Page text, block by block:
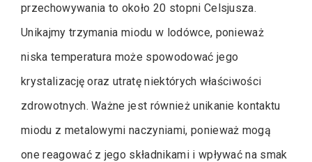
przechowywania to około 20 stopni Celsjusza.
Unikajmy trzymania miodu w lodówce, ponieważ
niska temperatura może spowodować jego
krystalizację oraz utratę niektórych właściwości
zdrowotnych. Ważne jest również unikanie kontaktu
miodu z metalowymi naczyniami, ponieważ mogą
one reagować z jego składnikami i wpływać na smak